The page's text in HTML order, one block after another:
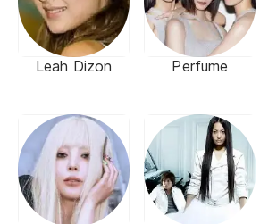
Leah Dizon Perfume